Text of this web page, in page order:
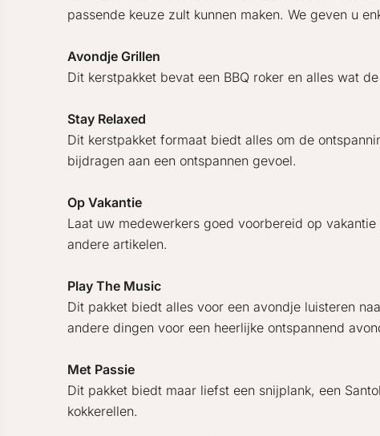
passende keuze zult kunnen maken. We geven u
Avondje Grillen
Dit kerstpakket bevat een BBQ roker en alles wat
Stay Relaxed
Dit kerstpakket formaat biedt alles om de
bijdragen aan een ontspannen gevoel.
Op Vakantie
Laat uw medewerkers goed voorbereid op
andere artikelen.
Play The Music
Dit pakket biedt alles voor een avondje luisteren
andere dingen voor een heerlijke ontspannend
Met Passie
Dit pakket biedt maar liefst een snijplank, een
kokkerellen.